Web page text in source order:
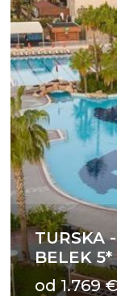
TURSKA
BELEK 5*
od 1.769 €